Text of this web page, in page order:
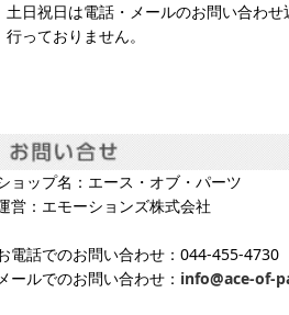
土日祝日は電話・メールのお問い合わせ
行っておりません。
ョップ名：エース・オブ・パーツ
営：エモーションズ株式会社
電話でのお問い合わせ：044-455-4730
ールでのお問い合わせ： info@ace-of-